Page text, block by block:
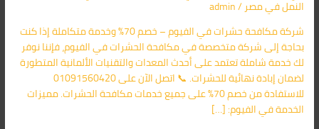
النمل​ في مصر/
admin
شركة مكافحة حشرات في الفيوم – خصم 70% وخدمة متكاملة إذا كنت
بحاجة إلى شركة متخصصة في مكافحة الحشرات في الفيوم، فإننا نوفر
لك خدمة شاملة تعتمد على أحدث المعدات والتقنيات الألمانية المتطورة
لضمان إبادة نهائية للحشرات. 📞 اتصل الآن على 01091560420
للاستفادة من خصم 70% على جميع خدمات مكافحة الحشرات. مميزات
الخدمة في الفيوم: […]